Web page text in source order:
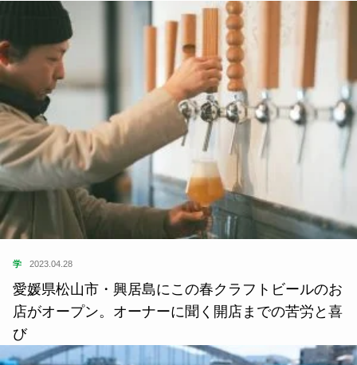
学 2023.04.28
愛媛県松山市・興居島にこの春クラフトビールのお
店がオープン。オーナーに聞く開店までの苦労と喜
び